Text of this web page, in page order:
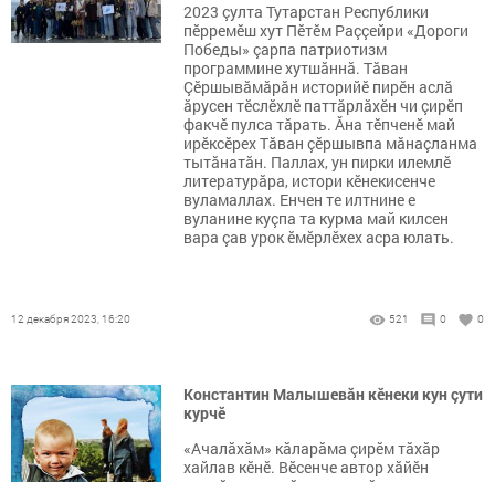
2023 çулта Тутарстан Республики
пӗрремӗш хут Пӗтӗм Раççейри «Дороги
Победы» çарпа патриотизм
программине хутшăннă. Тăван
Çӗршывăмăрăн историйӗ пирӗн аслă
ăрусен тӗслӗхлӗ паттăрлăхӗн чи çирӗп
факчӗ пулса тăрать. Ăна тӗпченӗ май
ирӗксӗрех Тăван çӗршывпа мăнаçланма
тытăнатăн. Паллах, ун пирки илемлӗ
литературăра, истори кӗнекисенче
вуламаллах. Енчен те илтнине е
вуланине куçпа та курма май килсен
вара çав урок ӗмӗрлӗхех асра юлать.
12 декабря 2023, 16:20 521 0 0
Константин Малышевăн кӗнеки кун çути
курчӗ
«Ачалăхăм» кăларăма çирӗм тăхăр
хайлав кӗнӗ. Вӗсенче автор хăйӗн